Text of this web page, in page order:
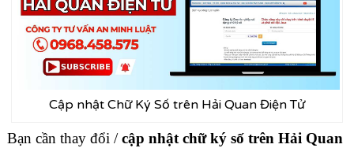
Cập nhật Chữ Ký Số trên Hải Quan Điện Tử
Bạn cần thay đổi /cập nhật chữ ký số trên Hải Quan